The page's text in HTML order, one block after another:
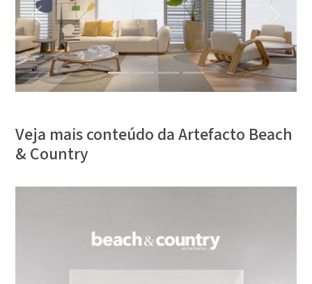
Previous
Veja mais conteúdo da Artefacto Beach
& Country